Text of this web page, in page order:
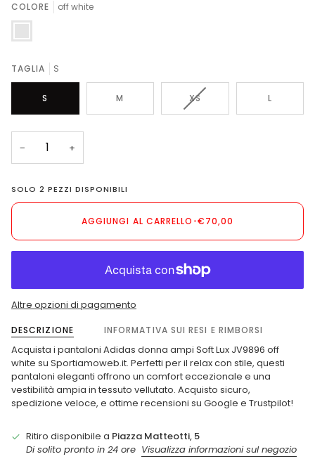
COLORE off white
off
TAGLIA S
S M XSVARIANTE
L
− +
SOLO2 PEZZI DISPONIBILI
AGGIUNGI AL CARRELLO •€70,00
Altre opzioni di pagamento
DESCRIZIONE INFORMATIVA SUI RESI E RIMBORSI
Acquista i pantaloni Adidas donna ampi Soft Lux JV9896 off
white su Sportiamoweb.it. Perfetti per il relax con stile, questi
pantaloni eleganti offrono un comfort eccezionale e una
vestibilità ampia in tessuto vellutato. Acquisto sicuro,
spedizione veloce, e ottime recensioni su Google e Trustpilot!
Ritiro disponibile a Piazza Matteotti, 5
Di solito pronto in 24 ore Visualizza informazioni sul negozio